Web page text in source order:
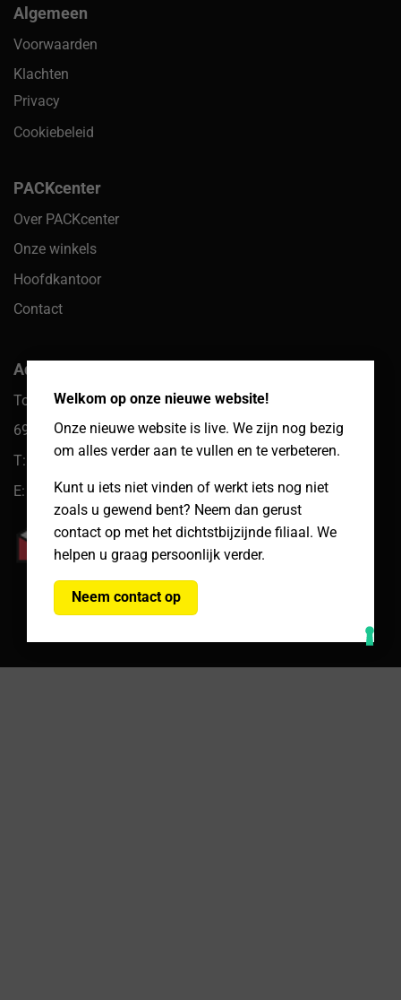
Welkom op onze nieuwe website!
Onze nieuwe website is live. We zijn nog bezig
om alles verder aan te vullen en te verbeteren.
Kunt u iets niet vinden of werkt iets nog niet
zoals u gewend bent? Neem dan gerust
contact op met het dichtstbijzijnde filiaal. We
helpen u graag persoonlijk verder.
Neem contact op
Algemeen
Voorwaarden
Klachten
Privacy
Cookiebeleid
PACKcenter
Over PACKcenter
Onze winkels
Hoofdkantoor
Contact
Adres hoofdkantoor
Toekomst 10
6921 PW Duiven
T: 085 066 61 39
E: klantenservice@packcenter.nl